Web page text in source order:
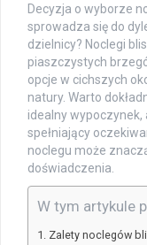
Decyzja o wyborze
sprowadza się do
dzielnicy? Noclegi
piaszczystych
opcje w cichszych
natury. Warto
idealny
spełniający
noclegu może
doświadczenia.
W tym artykule
Zalety noclegów